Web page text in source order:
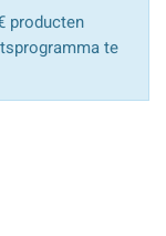
producten
te